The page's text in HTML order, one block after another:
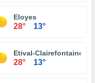
Eloyes
28° 13°
Etival-Clairefontaine
28° 13°